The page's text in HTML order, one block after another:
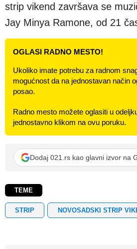
strip vikend završava se
Jay Minya Ramone, od 21
OGLASI RADNO MESTO!
Ukoliko imate potrebu za radnom
mogućnost da na jednostavan način
posao.
Radno mesto možete oglasiti u
jednostavno klikom na ovu poruku.
Dodaj 021.rs kao glavni izvor na
TEME
STRIP NOVOSADSKI STRIP